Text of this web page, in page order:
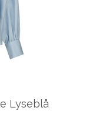
Lyseblå